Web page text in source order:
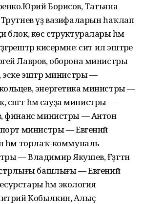
Борисов, Татьяна
үҙ вазифаларын һаҡлап
көс структуралары һәм
кисермәне: сит ил эштәре
Лавров, оборона министры
эштәр министры —
энергетика министры —
һәм сауҙа министры —
финанс министры — Антон
министры — Евгений
һәм торлаҡ-коммуналь
— Владимир Якушев, Ғәҙәттән
башлығы — Евгений
һәм экология
Кобылкин, Алыҫ